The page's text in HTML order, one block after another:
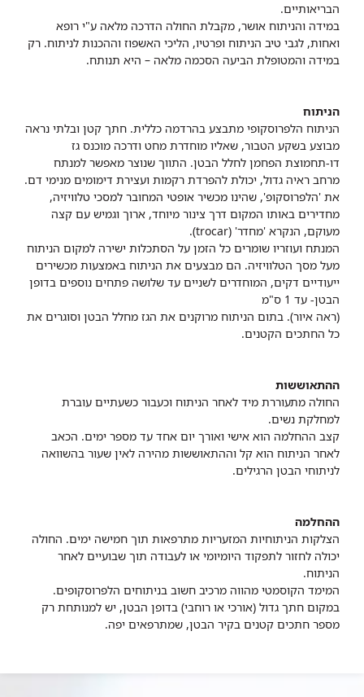
הבריאותיים.
במידה והניתוח אושר, מקבלת החולה הדרכה מלאה ע"י רופא
ואחות, לגבי טיב הניתוח ופרטיו, הליכי האשפוז וההכנות לניתוח. רק
במידה והמטופלת הביעה הסכמה מלאה – היא תנותח.
הניתוח
הניתוח הלפרוסקופי מתבצע בהרדמה כללית. חתך קטן ובלתי נראה
מבוצע בשקע הטבור, שאליו מוחדרת מחט ודרכה מוכנס גז
דו-תחמוצת הפחמן לחלל הבטן. התווך שנוצר מאפשר למנתח
מרחב ראיה גדול, יכולת להפרדת רקמות ועצירת דימומים מנימי דם.
את 'הלפרוסקופ', שהינו מכשיר אופטי המחובר למסכי טלוויזיה,
מחדירים באותו המקום דרך צינור מיוחד, ארוך וגמיש עם קצה
מעוקם, הנקרא 'מחדר' (trocar).
המנתח ועוזריו שומרים כל הזמן על הסתכלות ישירה למקום הניתוח
מעל מסך הטלוויזיה. הם מבצעים את הניתוח באמצעות מכשירים
ייעודיים דקים, המוחדרים לשניים עד שלושה פתחים נוספים בדופן
הבטן- עד 1 ס"מ
(ראה איור). בתום הניתוח מרוקנים את הגז מחלל הבטן וסוגרים את
כל החתכים הקטנים.
ההתאוששות
החולה מתעוררת מיד לאחר הניתוח וכעבור כשעתיים עוברת
למחלקת נשים.
קצב ההחלמה הוא אישי ואורך יום אחד עד מספר ימים. הכאב
לאחר הניתוח הוא קל וההתאוששות מהירה לאין שעור בהשוואה
לניתוחי הבטן הרגילים.
ההחלמה
הצלקות הניתוחיות המזעריות מתרפאות תוך חמישה ימים. החולה
יכולה לחזור לתפקוד היומיומי או לעבודה תוך שבועיים לאחר
הניתוח.
המימד הקוסמטי מהווה מרכיב חשוב בניתוחים הלפרוסקופים.
במקום חתך גדול (אורכי או רוחבי) בדופן הבטן, יש למנותחת רק
מספר חתכים קטנים בקיר הבטן, שמתרפאים יפה.